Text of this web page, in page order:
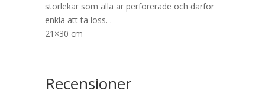
storlekar som alla är perforerade och därför
enkla att ta loss. .
21×30 cm
Recensioner